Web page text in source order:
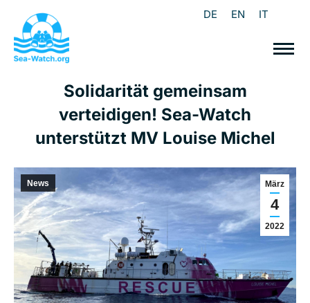
DE EN IT
Solidarität gemeinsam
verteidigen! Sea-Watch
unterstützt MV Louise Michel
März
4
2022
News